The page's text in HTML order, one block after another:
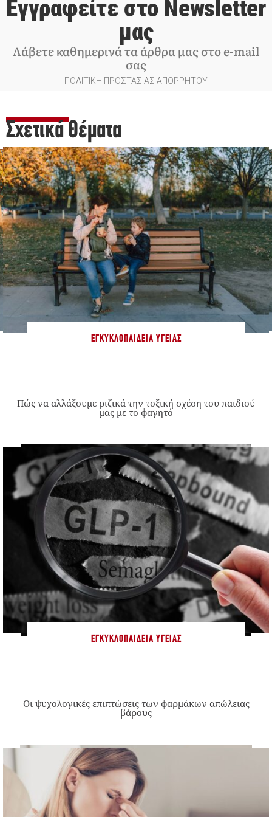
Εγγραφείτε στο Newsletter
μας
Λάβετε καθημερινά τα άρθρα μας στο e-mail
σας
ΠΟΛΙΤΙΚΗ ΠΡΟΣΤΑΣΙΑΣ ΑΠΟΡΡΗΤΟΥ
Σχετικά Θέματα
ΕΓΚΥΚΛΟΠΑΊΔΕΙΑ ΥΓΕΊΑΣ
Πώς να αλλάξουμε ριζικά την τοξική σχέση του παιδιού
μας με το φαγητό
ΕΓΚΥΚΛΟΠΑΊΔΕΙΑ ΥΓΕΊΑΣ
Οι ψυχολογικές επιπτώσεις των φαρμάκων απώλειας
βάρους